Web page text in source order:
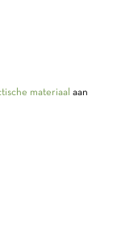
materiaal aan